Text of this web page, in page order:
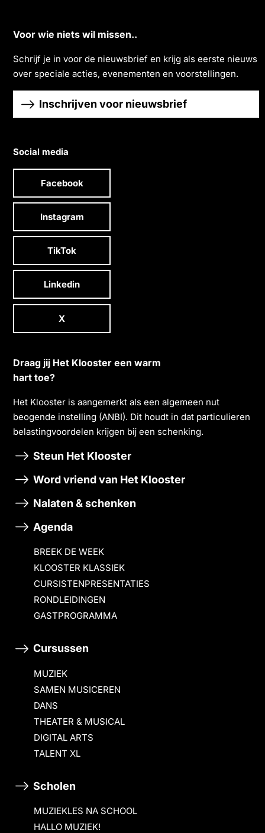
Voor wie niets wil missen..
Schrĳf je in voor de nieuwsbrief en krĳg als eerste nieuws
over speciale acties, evenementen en voorstellingen.
Inschrijven voor nieuwsbrief
Social media
Facebook
Instagram
TikTok
Linkedin
X
Draag jij Het Klooster een warm
hart toe?
Het Klooster is aangemerkt als een algemeen nut
beogende instelling (ANBI). Dit houdt in dat particulieren
belastingvoordelen krĳgen bĳ een schenking.
Steun Het Klooster
Word vriend van Het Klooster
Nalaten & schenken
Agenda
BREEK DE WEEK
KLOOSTER KLASSIEK
CURSISTENPRESENTATIES
RONDLEIDINGEN
GASTPROGRAMMA
Cursussen
MUZIEK
SAMEN MUSICEREN
DANS
THEATER & MUSICAL
DIGITAL ARTS
TALENT XL
Scholen
MUZIEKLES NA SCHOOL
HALLO MUZIEK!